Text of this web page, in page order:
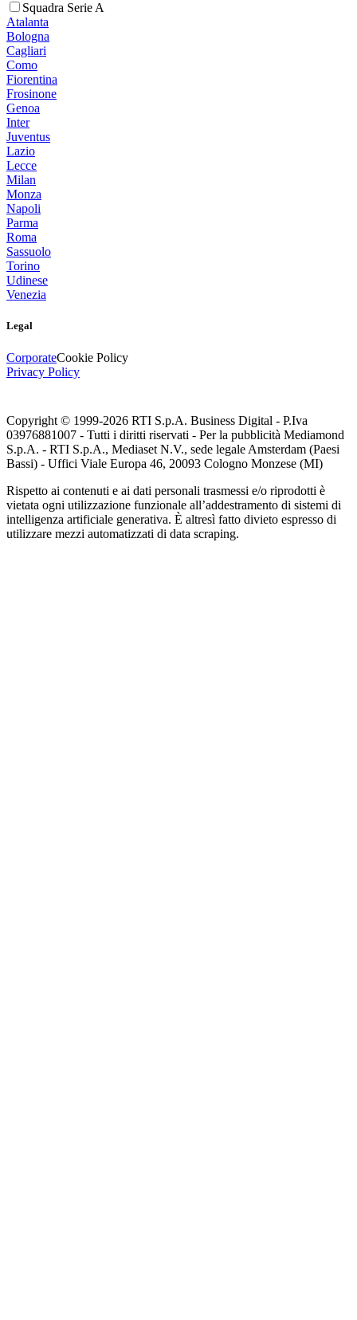
Squadra Serie A
Atalanta
Bologna
Cagliari
Como
Fiorentina
Frosinone
Genoa
Inter
Juventus
Lazio
Lecce
Milan
Monza
Napoli
Parma
Roma
Sassuolo
Torino
Udinese
Venezia
Legal
CorporateCookie Policy
Privacy Policy
Copyright © 1999-2026 RTI S.p.A. Business Digital - P.Iva
03976881007 - Tutti i diritti riservati - Per la pubblicità Mediamond
S.p.A. - RTI S.p.A., Mediaset N.V., sede legale Amsterdam (Paesi
Bassi) - Uffici Viale Europa 46, 20093 Cologno Monzese (MI)
Rispetto ai contenuti e ai dati personali trasmessi e/o riprodotti è
vietata ogni utilizzazione funzionale all’addestramento di sistemi di
intelligenza artificiale generativa. È altresì fatto divieto espresso di
utilizzare mezzi automatizzati di data scraping.